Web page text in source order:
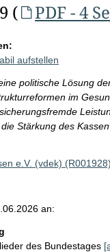
(
PDF - 4
aufstellen
politische Lösung
im
Stärkung des
e.V. (vdek)
an:
des Bundestages